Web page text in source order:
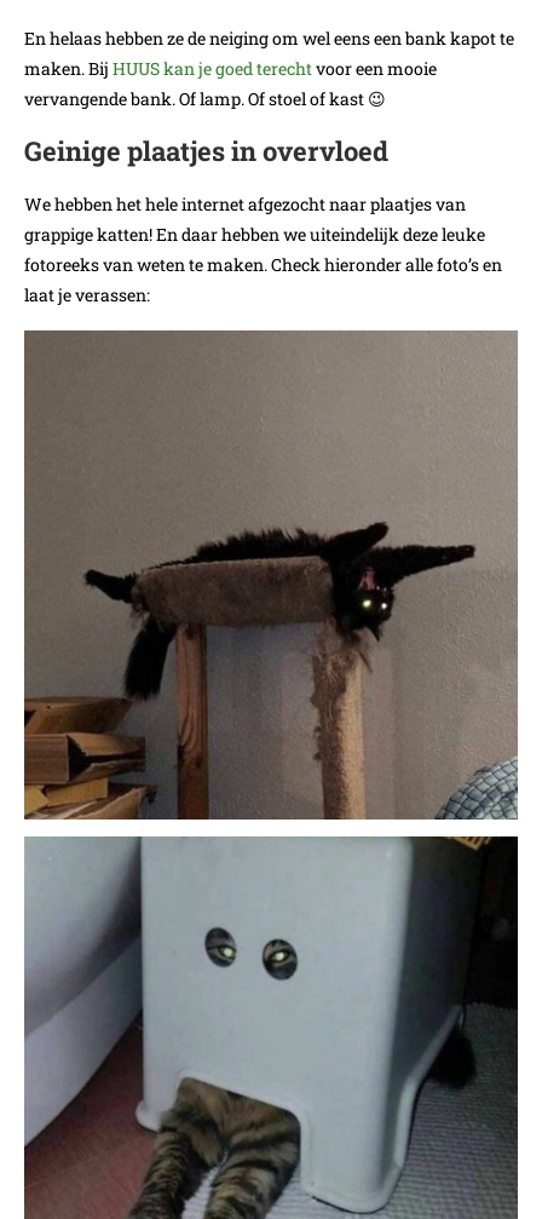
En helaas hebben ze de neiging om wel eens een bank kapot te
maken. Bij HUUS kan je goed terechtvoor een mooie
vervangende bank. Of lamp. Of stoel of kast 😉
Geinige plaatjes in overvloed
We hebben het hele internet afgezocht naar plaatjes van
grappige katten! En daar hebben we uiteindelijk deze leuke
fotoreeks van weten te maken. Check hieronder alle foto’s en
laat je verassen: